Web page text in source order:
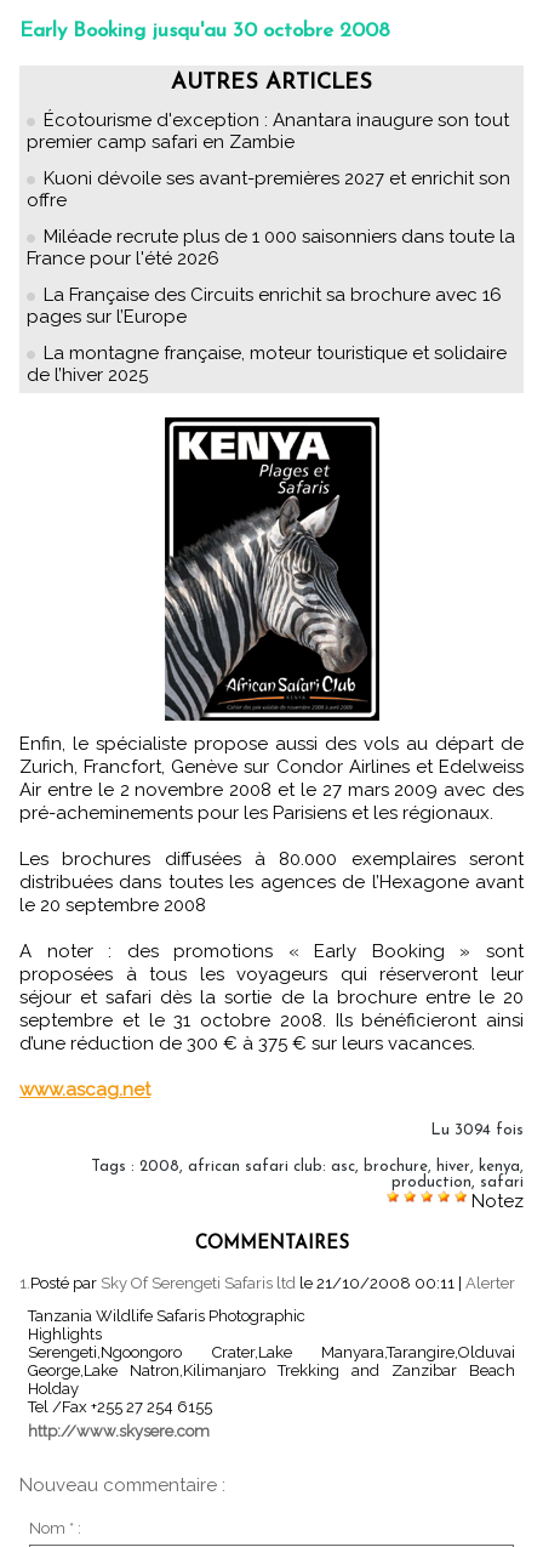
Early Booking jusqu'au 30 octobre 2008
AUTRES ARTICLES
Écotourisme d'exception : Anantara inaugure son tout
premier camp safari en Zambie
Kuoni dévoile ses avant-premières 2027 et enrichit son
offre
Miléade recrute plus de 1 000 saisonniers dans toute la
France pour l'été 2026
La Française des Circuits enrichit sa brochure avec 16
pages sur l’Europe
La montagne française, moteur touristique et solidaire
de l’hiver 2025
Enfin, le spécialiste propose aussi des vols au départ de
Zurich, Francfort, Genève sur Condor Airlines et Edelweiss
Air entre le 2 novembre 2008 et le 27 mars 2009 avec des
pré-acheminements pour les Parisiens et les régionaux.
Les brochures diffusées à 80.000 exemplaires seront
distribuées dans toutes les agences de l’Hexagone avant
le 20 septembre 2008
A noter : des promotions « Early Booking » sont
proposées à tous les voyageurs qui réserveront leur
séjour et safari dès la sortie de la brochure entre le 20
septembre et le 31 octobre 2008. Ils bénéficieront ainsi
d’une réduction de 300 € à 375 € sur leurs vacances.
www.ascag.net
Lu 3094 fois
Tags : 2008, african safari club: asc, brochure, hiver, kenya,
production, safari
Notez
COMMENTAIRES
1.Posté par Sky Of Serengeti Safaris ltd le 21/10/2008 00:11 Alerter
Tanzania Wildlife Safaris Photographic
Highlights
Serengeti,Ngoongoro Crater,Lake Manyara,Tarangire,Olduvai
George,Lake Natron,Kilimanjaro Trekking and Zanzibar Beach
Holday
Tel /Fax +255 27 254 6155
http://www.skysere.com
Nouveau commentaire :
Nom * :